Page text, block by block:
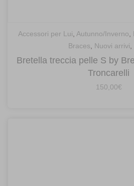
Accessori per Lui, Autunno/Inverno,
Braces, Nuovi arrivi,
Bretella treccia pelle S by
Troncarelli
150,00€